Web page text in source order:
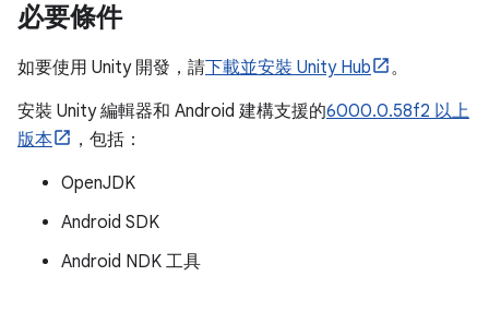
必要條件
如要使用 Unity 開發，請下載並安裝 Unity Hub
。
安裝 Unity 編輯器和 Android 建構支援的6000.0.58f2 以上
版本
，包括：
OpenJDK
Android SDK
Android NDK 工具